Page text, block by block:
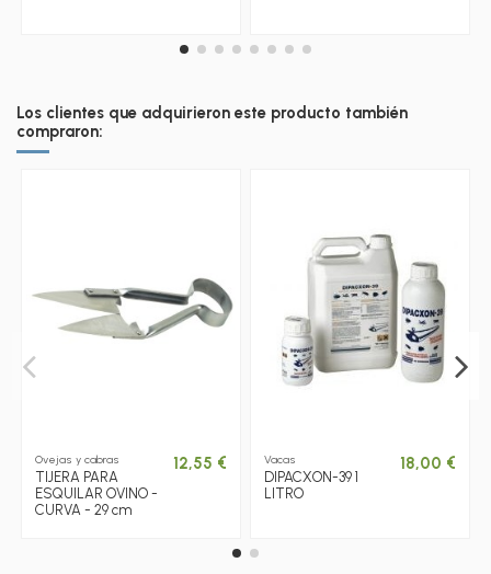
Los clientes que adquirieron este producto también
compraron:
Ovejas y cabras
TIJERA PARA
ESQUILAR OVINO -
CURVA - 29 cm
12,55 € Vacas
DIPACXON-39 1
LITRO
18,00 €